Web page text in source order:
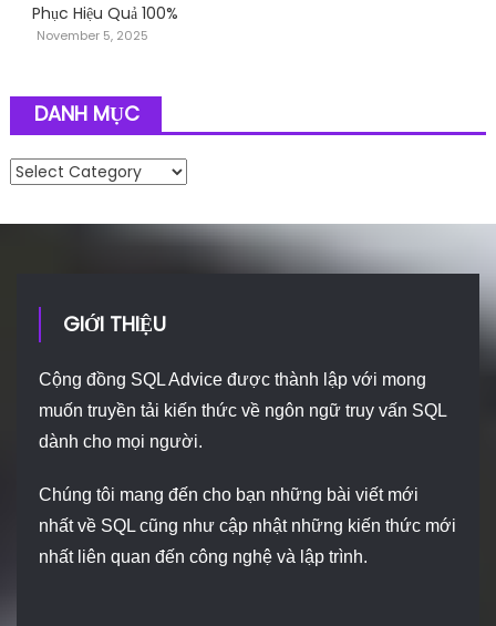
Phục Hiệu Quả 100%
November 5, 2025
DANH MỤC
Danh mục
GIỚI THIỆU
Cộng đồng SQL Advice được thành lập với mong
muốn truyền tải kiến thức về ngôn ngữ truy vấn SQL
dành cho mọi người.
Chúng tôi mang đến cho bạn những bài viết mới
nhất về SQL cũng như cập nhật những kiến thức mới
nhất liên quan đến công nghệ và lập trình.